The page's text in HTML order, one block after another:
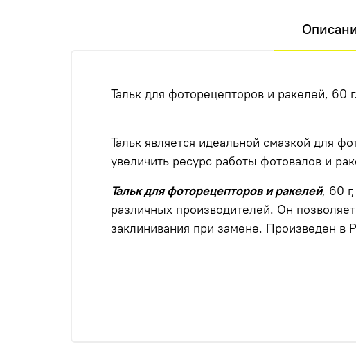
Тальк для фоторецепторов и ракелей, 60 г.
Тальк является идеальной смазкой для
увеличить ресурс работы фотовалов и
Тальк для фоторецепторов и ракелей, 60
различных производителей. Он
заклинивания при замене. Произведен в